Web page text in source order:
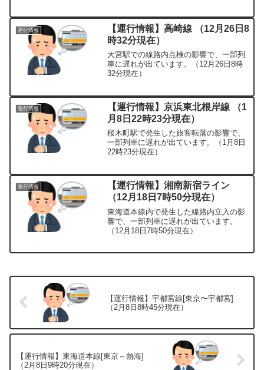
運行情報
【運行情報】高崎線 （12月26日8
時32分現在）
大宮駅での線路内点検の影響で、一部列
車に遅れが出ています。（12月26日8時
32分現在）
運行情報
【運行情報】京浜東北根岸線 （1
月8日22時23分現在）
桜木町駅で発生した旅客転落の影響で、
一部列車に遅れが出ています。（1月8日
22時23分現在）
運行情報
【運行情報】湘南新宿ライン
（12月18日7時50分現在）
東海道本線内で発生した線路内立入の影
響で、一部列車に遅れが出ています。
（12月18日7時50分現在）
【運行情報】宇都宮線[東京〜宇都宮]
（2月8日8時45分現在）
【運行情報】東海道本線[東京～熱海]
（2月8日9時20分現在）